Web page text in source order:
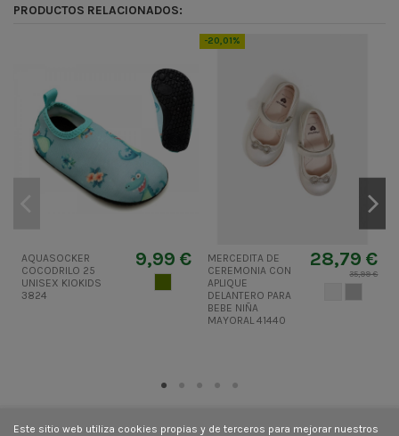
PRODUCTOS RELACIONADOS:
AQUASOCKER
COCODRILO 25
UNISEX KIOKIDS
3824
9,99 €
VERDE CAZA
-20,01%
MERCEDITA DE
CEREMONIA CON
APLIQUE
DELANTERO PARA
BEBE NIÑA
MAYORAL 41440
28,79 €
35,99 €
Este sitio web utiliza cookies propias y de terceros para mejorar nuestros